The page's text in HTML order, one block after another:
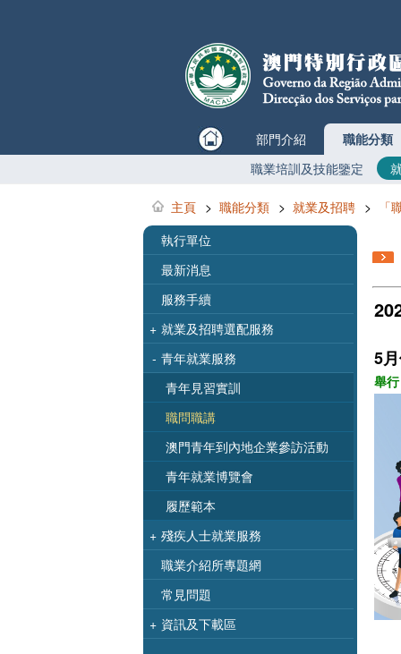
部門介紹
職能分類
職業培訓及技能鑒定
主頁 > 職能分類 > 就業及招聘 >
「
執行單位
最新消息
服務手續
+ 就業及招聘選配服務
- 青年就業服務
青年見習實訓
職問職講
澳門青年到內地企業參訪活動
青年就業博覽會
履歷範本
+ 殘疾人士就業服務
職業介紹所專題網
常見問題
+ 資訊及下載區
5
舉